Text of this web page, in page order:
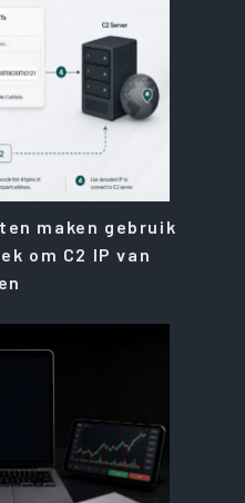
maken gebruik
om C2 IP van